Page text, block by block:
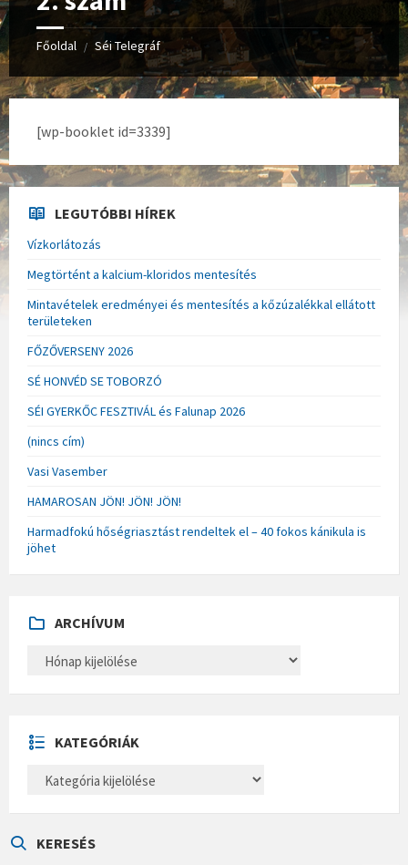
Főoldal / Séi Telegráf
[wp-booklet id=3339]
LEGUTÓBBI HÍREK
Vízkorlátozás
Megtörtént a kalcium-kloridos mentesítés
Mintavételek eredményei és mentesítés a kőzúzalékkal ellátott
területeken
FŐZŐVERSENY 2026
SÉ HONVÉD SE TOBORZÓ
SÉI GYERKŐC FESZTIVÁL és Falunap 2026
(nincs cím)
Vasi Vasember
HAMAROSAN JÖN! JÖN! JÖN!
Harmadfokú hőségriasztást rendeltek el – 40 fokos kánikula is
jöhet
ARCHÍVUM
H
U
M
KATEGÓRIÁK
E
KERESÉS